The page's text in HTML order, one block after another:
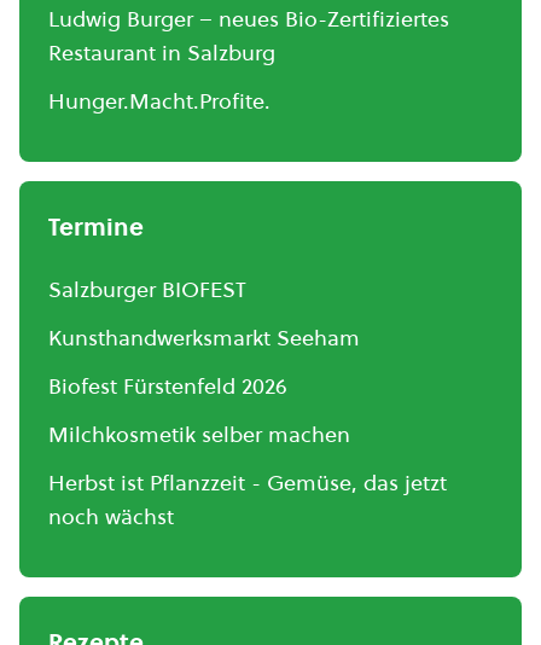
Ludwig Burger – neues Bio-Zertifiziertes
Restaurant in Salzburg
Hunger.Macht.Profite.
Termine
Salzburger BIOFEST
Kunsthandwerksmarkt Seeham
Biofest Fürstenfeld 2026
Milchkosmetik selber machen
Herbst ist Pflanzzeit - Gemüse, das jetzt
noch wächst